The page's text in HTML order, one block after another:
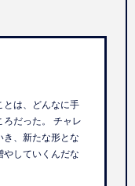
とは、どんなに手
だった。 チャレ
、新たな形とな
していくんだな